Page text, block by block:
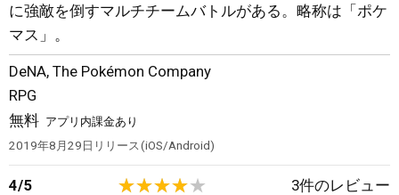
に強敵を倒すマルチチームバトルがある。略称は「ポケ
マス」。
DeNA, The Pokémon Company
RPG
無料 アプリ内課金あり
2019年8月29日 リリース iOS/Android
4/5 3件のレビュー